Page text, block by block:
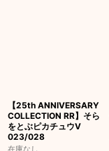
【25th ANNIVERSARY
COLLECTION RR】そら
をとぶピカチュウV
023/028
在庫なし